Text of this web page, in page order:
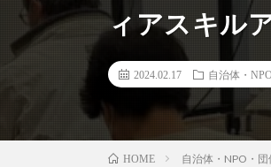
ィアスキル
2024.02.17 自治体・
HOME 自治体・NPO・団